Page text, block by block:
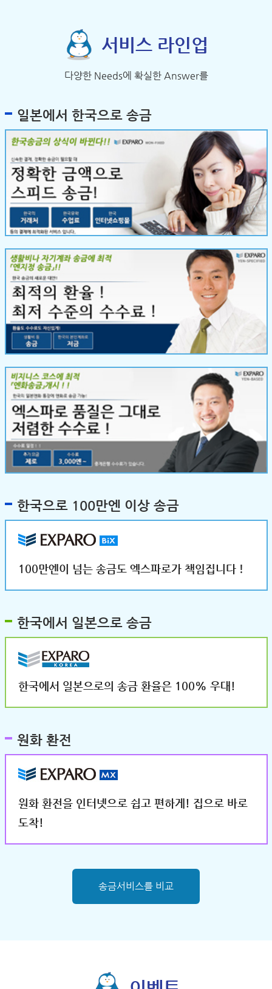
서비스 라인업
다양한 Needs에 확실한 Answer를
일본에서 한국으로 송금
한국으로 100만엔 이상 송금
100만엔이 넘는 송금도 엑스파로가 책임집니다！
한국에서 일본으로 송금
한국에서 일본으로의 송금 환율은 100% 우대!
원화 환전
원화 환전을 인터넷으로 쉽고 편하게! 집으로 바로
도착!
송금서비스를 비교